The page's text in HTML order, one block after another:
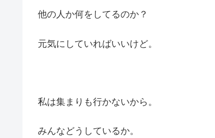
他の人か何をしてるのか？
元気にしていればいいけど。
私は集まりも行かないから。
みんなどうしているか。